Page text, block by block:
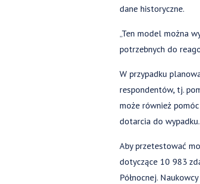
dane historyczne.
„Ten model można
potrzebnych do
W przypadku
respondentów, tj.
może również
dotarcia do wypadku.
Aby przetestować
dotyczące 10 983
Północnej.